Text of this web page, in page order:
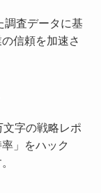
調査データに基
信頼を加速さ
字の戦略レポ
」をハック